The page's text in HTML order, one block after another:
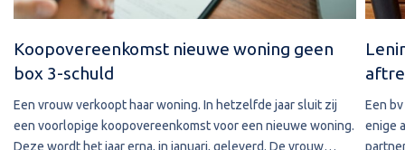
Koopovereenkomst nieuwe woning geen
box 3-schuld
Een vrouw verkoopt haar woning. In hetzelfde jaar sluit zij
een voorlopige koopovereenkomst voor een nieuwe woning.
Deze wordt het jaar erna, in januari, geleverd. De vrouw
Een
enige